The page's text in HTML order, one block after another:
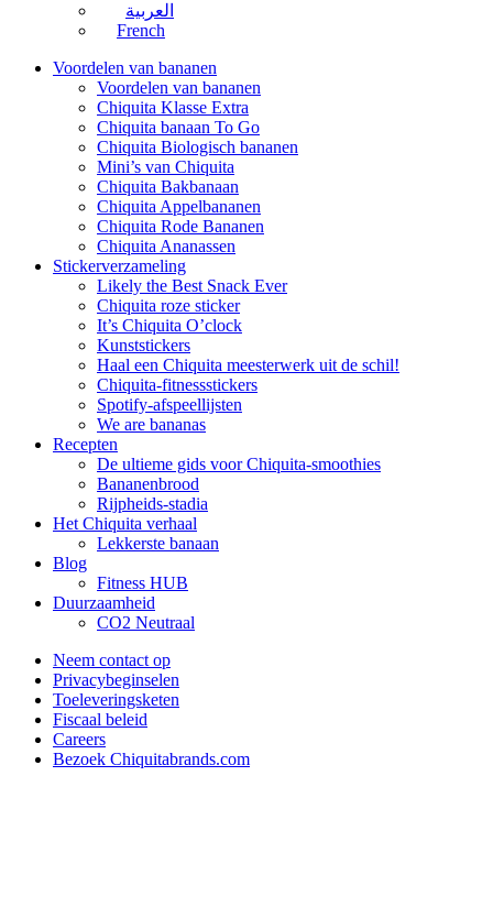
العربية
French
Voordelen van bananen
Voordelen van bananen
Chiquita Klasse Extra
Chiquita banaan To Go
Chiquita Biologisch bananen
Mini’s van Chiquita
Chiquita Bakbanaan
Chiquita Appelbananen
Chiquita Rode Bananen
Chiquita Ananassen
Stickerverzameling
Likely the Best Snack Ever
Chiquita roze sticker
It’s Chiquita O’clock
Kunststickers
Haal een Chiquita meesterwerk uit de schil!
Chiquita-fitnessstickers
Spotify-afspeellijsten
We are bananas
Recepten
De ultieme gids voor Chiquita-smoothies
Bananenbrood
Rijpheids-stadia
Het Chiquita verhaal
Lekkerste banaan
Blog
Fitness HUB
Duurzaamheid
CO2 Neutraal
Neem contact op
Privacybeginselen
Toeleveringsketen
Fiscaal beleid
Careers
Bezoek Chiquitabrands.com